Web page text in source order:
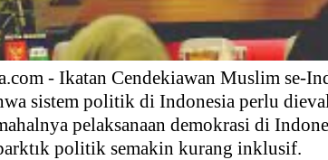
- Ikatan Cendekiawan Muslim se-
sistem politik di Indonesia perlu
pelaksanaan demokrasi di
politik semakin kurang inklusif.